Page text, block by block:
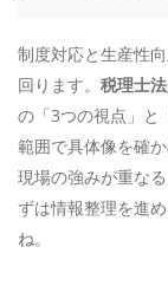
制度対応と生産性
回ります。 税理士
の「3つの視点」と
範囲で具体像を確
現場の強みが重な
ずは情報整理を進
ね。